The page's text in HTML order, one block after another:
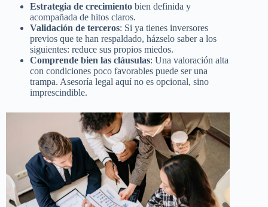
Estrategia de crecimiento bien definida y
acompañada de hitos claros.
Validación de terceros: Si ya tienes inversores
previos que te han respaldado, házselo saber a los
siguientes: reduce sus propios miedos.
Comprende bien las cláusulas: Una valoración alta
con condiciones poco favorables puede ser una
trampa. Asesoría legal aquí no es opcional, sino
imprescindible.